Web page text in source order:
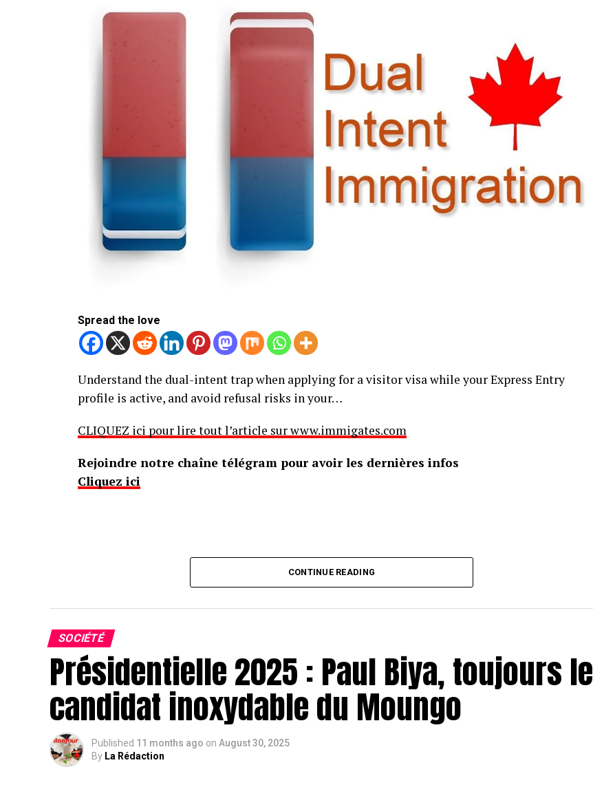
Spread the love
Understand the dual-intent trap when applying for a visitor visa while your Express Entry
profile is active, and avoid refusal risks in your…
CLIQUEZ ici pour lire tout l’article sur www.immigates.com
Rejoindre notre chaîne télégram pour avoir les dernières infos
Cliquez ici
CONTINUE READING
SOCIÉTÉ
Présidentielle 2025 : Paul Biya, toujours le
candidat inoxydable du Moungo
Published 11 months ago on August 30, 2025
By La Rédaction